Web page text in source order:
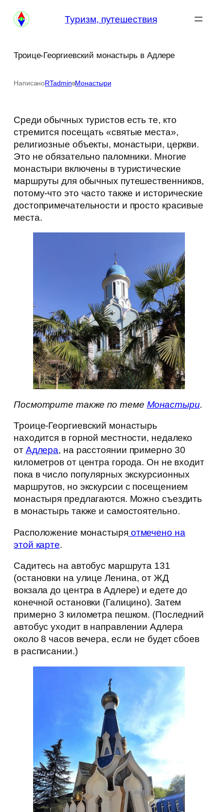
Перейти
Туризм, путешествия
Троице-Георгиевский монастырь в Адлере
НаписаноRTadminвМонастыри
Среди обычных туристов есть те, кто
стремится посещать «святые места»,
религиозные объекты, монастыри, церкви.
Это не обязательно паломники. Многие
монастыри включены в туристические
маршруты для обычных путешественников,
потому-что это часто также и исторические
достопримечательности и просто красивые
места.
Посмотрите также по теме Монастыри.
Троице-Георгиевский монастырь
находится в горной местности, недалеко
от Адлера, на расстоянии примерно 30
километров от центра города. Он не входит
пока в число популярных экскурсионных
маршрутов, но экскурсии с посещением
монастыря предлагаются. Можно съездить
в монастырь также и самостоятельно.
Расположение монастыря отмечено на
этой карте.
Садитесь на автобус маршрута 131
(остановки на улице Ленина, от ЖД
вокзала до центра в Адлере) и едете до
конечной остановки (Галицино). Затем
примерно 3 километра пешком. (Последний
автобус уходит в направлении Адлера
около 8 часов вечера, если не будет сбоев
в расписании.)